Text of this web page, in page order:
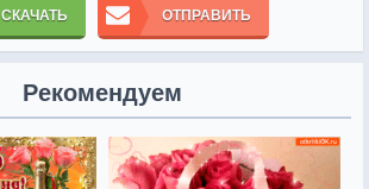
СКАЧАТЬ ОТПРАВИТЬ
Рекомендуем